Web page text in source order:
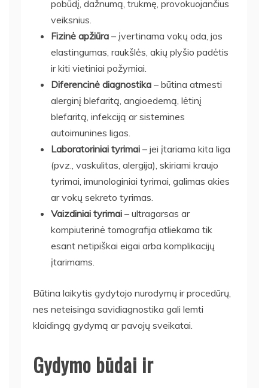
pobūdį, dažnumą, trukmę, provokuojančius
veiksnius.
Fizinė apžiūra – įvertinama vokų oda, jos
elastingumas, raukšlės, akių plyšio padėtis
ir kiti vietiniai požymiai.
Diferencinė diagnostika – būtina atmesti
alerginį blefaritą, angioedemą, lėtinį
blefaritą, infekciją ar sistemines
autoimunines ligas.
Laboratoriniai tyrimai – jei įtariama kita liga
(pvz., vaskulitas, alergija), skiriami kraujo
tyrimai, imunologiniai tyrimai, galimas akies
ar vokų sekreto tyrimas.
Vaizdiniai tyrimai – ultragarsas ar
kompiuterinė tomografija atliekama tik
esant netipiškai eigai arba komplikacijų
įtarimams.
Būtina laikytis gydytojo nurodymų ir procedūrų,
nes neteisinga savidiagnostika gali lemti
klaidingą gydymą ar pavojų sveikatai.
Gydymo būdai ir